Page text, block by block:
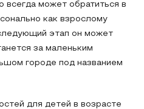
всегда может обратиться в
как взрослому
этап он может
за маленьким
городе под названием
для детей в возрасте